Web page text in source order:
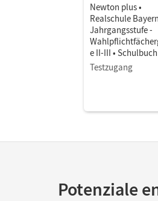
Newton plus •
Realschule
Jahrgangsstufe -
e II-III •
Book
Testzugang
Potenziale